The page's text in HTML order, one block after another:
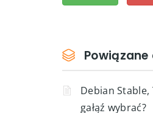
Tags: polski
Czy ten artykuł
1 Tak